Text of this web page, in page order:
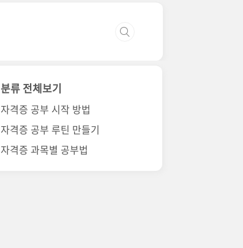
분류 전체보기
자격증 공부 시작 방법
자격증 공부 루틴 만들기
자격증 과목별 공부법